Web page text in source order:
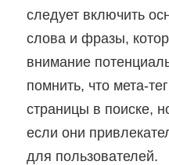
следует включить
слова и фразы,
внимание
помнить, что мета-
страницы в поиске,
если они
для пользователей.